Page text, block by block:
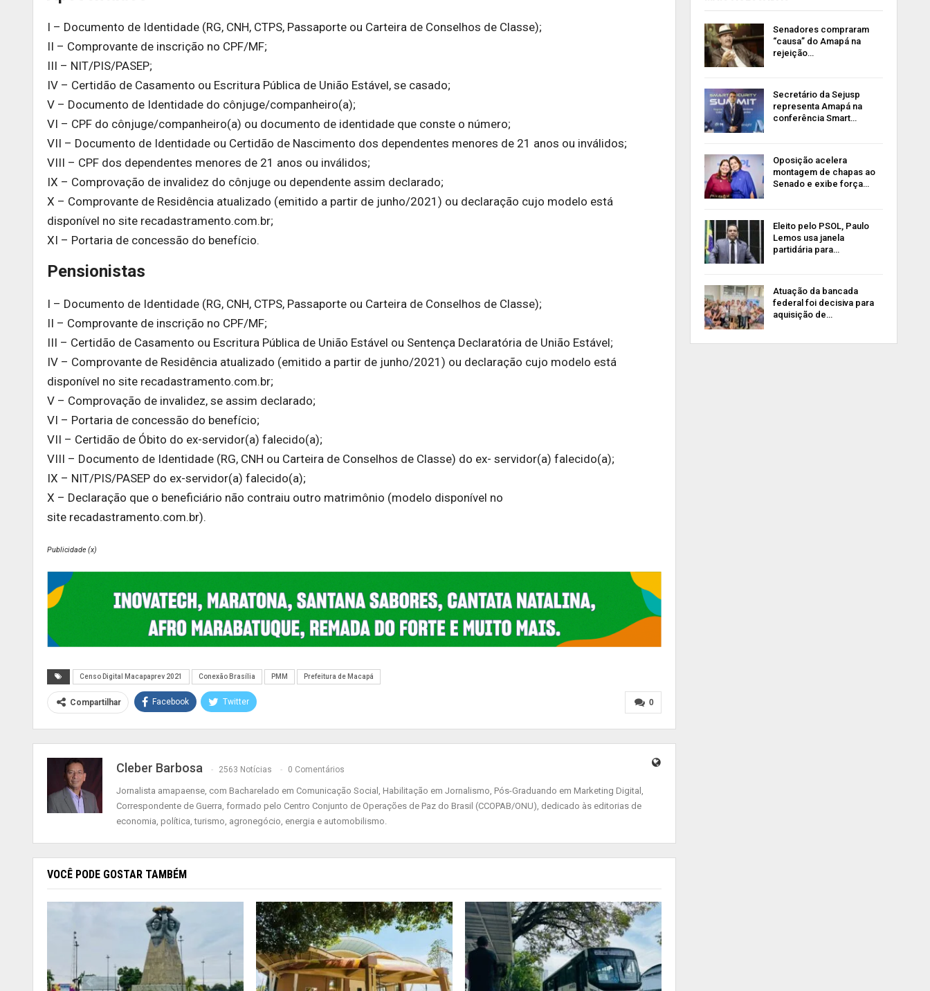
I – Documento de Identidade (RG, CNH, CTPS, Passaporte ou Carteira de Conselhos de Classe);
II – Comprovante de inscrição no CPF/MF;
III – NIT/PIS/PASEP;
IV – Certidão de Casamento ou Escritura Pública de União Estável, se casado;
V – Documento de Identidade do cônjuge/companheiro(a);
VI – CPF do cônjuge/companheiro(a) ou documento de identidade que conste o número;
VII – Documento de Identidade ou Certidão de Nascimento dos dependentes menores de 21 anos ou inválidos;
VIII – CPF dos dependentes menores de 21 anos ou inválidos;
IX – Comprovação de invalidez do cônjuge ou dependente assim declarado;
X – Comprovante de Residência atualizado (emitido a partir de junho/2021) ou declaração cujo modelo está
disponível no site recadastramento.com.br;
XI – Portaria de concessão do benefício.
Pensionistas
I – Documento de Identidade (RG, CNH, CTPS, Passaporte ou Carteira de Conselhos de Classe);
II – Comprovante de inscrição no CPF/MF;
III – Certidão de Casamento ou Escritura Pública de União Estável ou Sentença Declaratória de União Estável;
IV – Comprovante de Residência atualizado (emitido a partir de junho/2021) ou declaração cujo modelo está
disponível no site recadastramento.com.br;
V – Comprovação de invalidez, se assim declarado;
VI – Portaria de concessão do benefício;
VII – Certidão de Óbito do ex-servidor(a) falecido(a);
VIII – Documento de Identidade (RG, CNH ou Carteira de Conselhos de Classe) do ex- servidor(a) falecido(a);
IX – NIT/PIS/PASEP do ex-servidor(a) falecido(a);
X – Declaração que o beneficiário não contraiu outro matrimônio (modelo disponível no
site recadastramento.com.br).
Publicidade (x)
Censo Digital Macapaprev 2021 Conexão Brasília PMM Prefeitura de Macapá
0
Compartilhar Facebook Twitter
Cleber Barbosa 2563 Notícias 0 Comentários
Jornalista amapaense, com Bacharelado em Comunicação Social, Habilitação em Jornalismo, Pós-Graduando em Marketing Digital,
Correspondente de Guerra, formado pelo Centro Conjunto de Operações de Paz do Brasil (CCOPAB/ONU), dedicado às editorias de
economia, política, turismo, agronegócio, energia e automobilismo.
VOCÊ PODE GOSTAR TAMBÉM
Senadores compraram
“causa” do Amapá na
rejeição…
Secretário da Sejusp
representa Amapá na
conferência Smart…
Oposição acelera
montagem de chapas ao
Senado e exibe força…
Eleito pelo PSOL, Paulo
Lemos usa janela
partidária para…
Atuação da bancada
federal foi decisiva para
aquisição de…